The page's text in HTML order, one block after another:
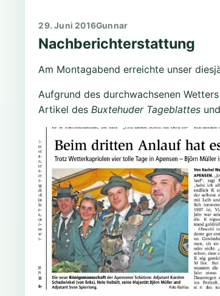
29. Juni 2016Gunnar
Nachberichterstattung
Am Montagabend erreichte unser
Aufgrund des durchwachsenen
Artikel des Buxtehuder Tageblattes